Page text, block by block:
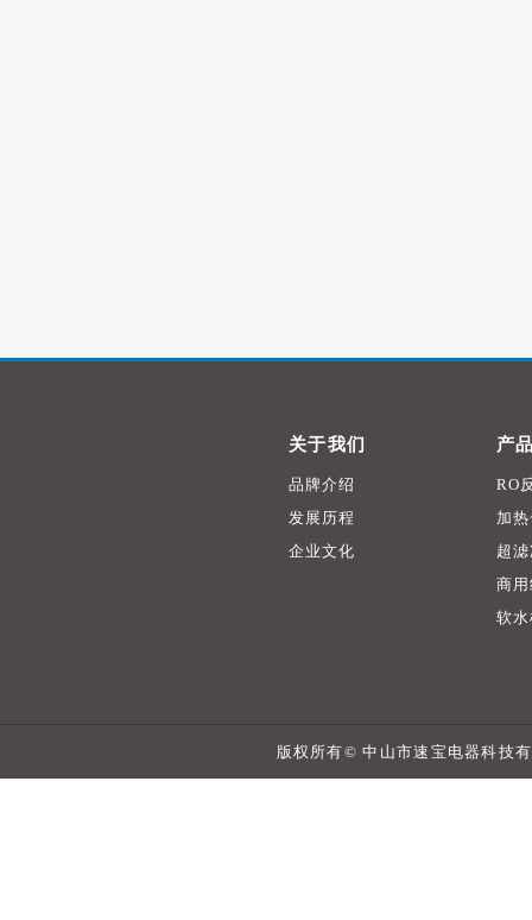
关于我们
品牌介绍
发展历程
企业文化
产
RO
加
超
商
软
版权所有© 中山市速宝电器科